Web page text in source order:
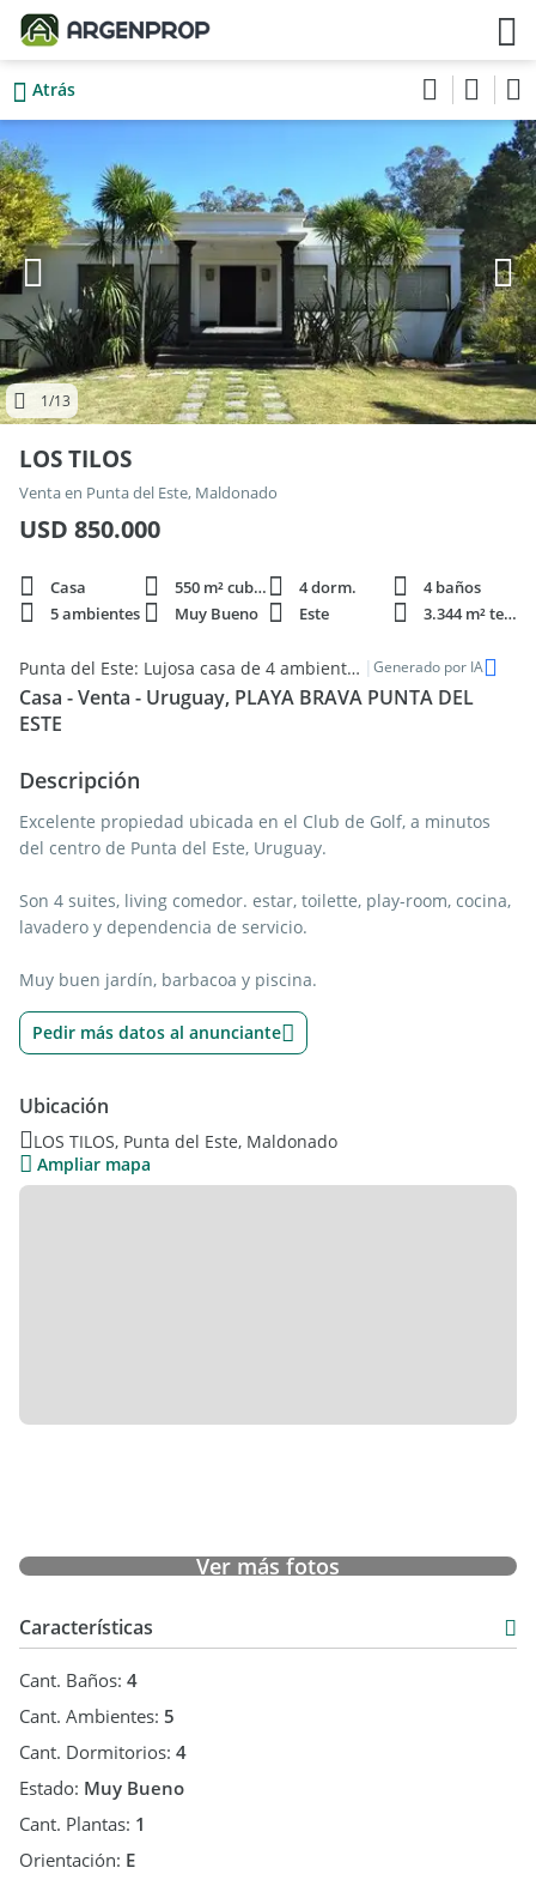
Atrás
1/13
LOS TILOS
Venta en Punta del Este, Maldonado
USD 850.000
Casa 550 m² cubie. 4 dorm.
4 baños
5 ambientes
Muy Bueno Este 3.344 m² terren.
Punta del Este: Lujosa casa de 4 ambientes en venta | Generado por IA
Casa - Venta - Uruguay, PLAYA BRAVA PUNTA DEL
ESTE
Descripción
Excelente propiedad ubicada en el Club de Golf, a minutos
del centro de Punta del Este, Uruguay.
Son 4 suites, living comedor. estar, toilette, play-room, cocina,
lavadero y dependencia de servicio.
Muy buen jardín, barbacoa y piscina.
Pedir más datos al anunciante
Ubicación
LOS TILOS, Punta del Este, Maldonado
Ampliar mapa
Ver más fotos
Características
Cant. Baños: 4
Cant. Ambientes: 5
Cant. Dormitorios: 4
Estado: Muy Bueno
Cant. Plantas: 1
Orientación: E